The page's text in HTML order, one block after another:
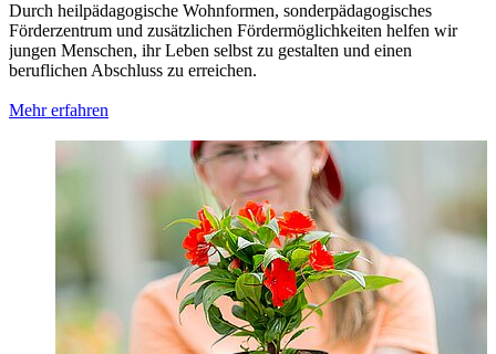
Durch heilpädagogische Wohnformen, sonderpädagogisches
Förderzentrum und zusätzlichen Fördermöglichkeiten helfen wir
jungen Menschen, ihr Leben selbst zu gestalten und einen
beruflichen Abschluss zu erreichen.
Mehr erfahren